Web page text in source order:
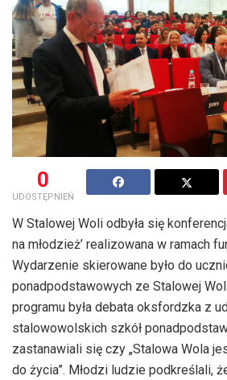
0
UDOSTĘPNIEŃ
W Stalowej Woli odbyła się
na młodzież’ realizowana w ramach
Wydarzenie skierowane było do
ponadpodstawowych ze Stalowej
programu była debata oksfordzka z
stalowowolskich szkół
zastanawiali się czy „Stalowa Wola
do życia”. Młodzi ludzie podkreślali,